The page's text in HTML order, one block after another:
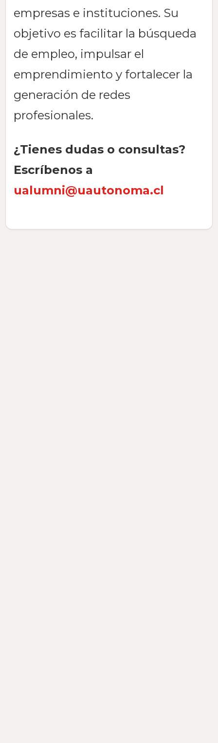
empresas e instituciones. Su
objetivo es facilitar la búsqueda
de empleo, impulsar el
emprendimiento y fortalecer la
generación de redes
profesionales.
¿Tienes dudas o consultas?
Escríbenos a
ualumni@uautonoma.cl